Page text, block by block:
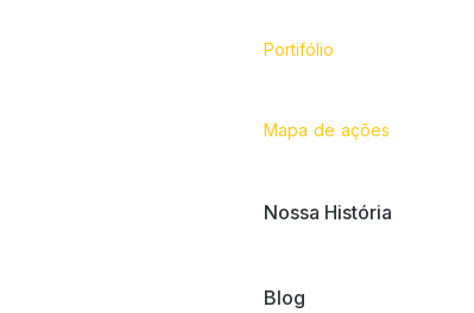
Portifólio
Mapa de ações
Nossa História
Blog